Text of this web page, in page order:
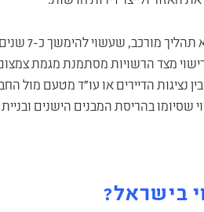
עם זאת, חשוב
רישוי מצד הרשויות מסתמנת מגמת
נציגות הדיירים או עו"ד מטעם מול
שסיומו בהריסת המבנים הישנים
בישראל?